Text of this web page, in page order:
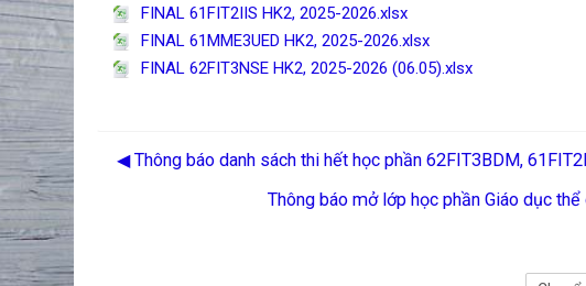
FINAL 61FIT2IIS HK2, 2025-2026.xlsx
FINAL 61MME3UED HK2, 2025-2026.xlsx
FINAL 62FIT3NSE HK2, 2025-2026 (06.05).xlsx
◀︎ Thông báo danh sách thi hết học phần 62FIT3BDM,
Thông báo mở lớp học phần Giáo dục